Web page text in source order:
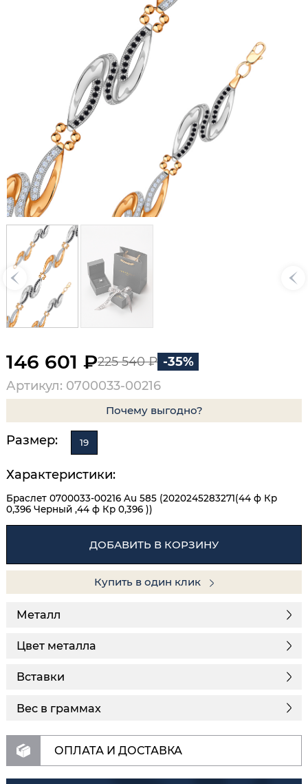
146 601 ₽225 540 ₽ -35%
Артикул: 0700033-00216
Почему выгодно?
Размер: 19
Характеристики:
Браслет 0700033-00216 Au 585 (2020245283271(44 ф Кр
0,396 Черный ,44 ф Кр 0,396 ))
ДОБАВИТЬ В КОРЗИНУ
Купить в один клик
Металл
Цвет металла
Вставки
Вес в граммах
ОПЛАТА И ДОСТАВКА